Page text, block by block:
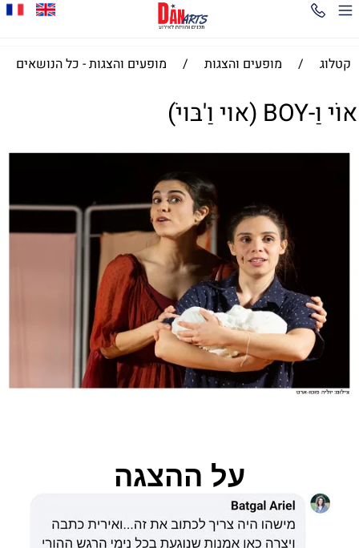
קטלוג / מופעים והצגות / מופעים והצגות - כל הנושאים
אוֹי וַ-BOY ׁ(אוי וַ'בּויׂ)
על ההצגה